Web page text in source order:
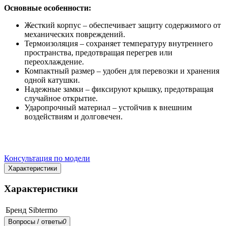
Основные особенности:
Жесткий корпус – обеспечивает защиту содержимого от
механических повреждений.
Термоизоляция – сохраняет температуру внутреннего
пространства, предотвращая перегрев или
переохлаждение.
Компактный размер – удобен для перевозки и хранения
одной катушки.
Надежные замки – фиксируют крышку, предотвращая
случайное открытие.
Ударопрочный материал – устойчив к внешним
воздействиям и долговечен.
Консультация по модели
Характеристики
Характеристики
Бренд Sibtermo
Вопросы / ответы0